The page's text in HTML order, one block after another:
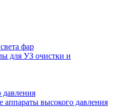
фар
для УЗ очистки и
аппараты высокого давления